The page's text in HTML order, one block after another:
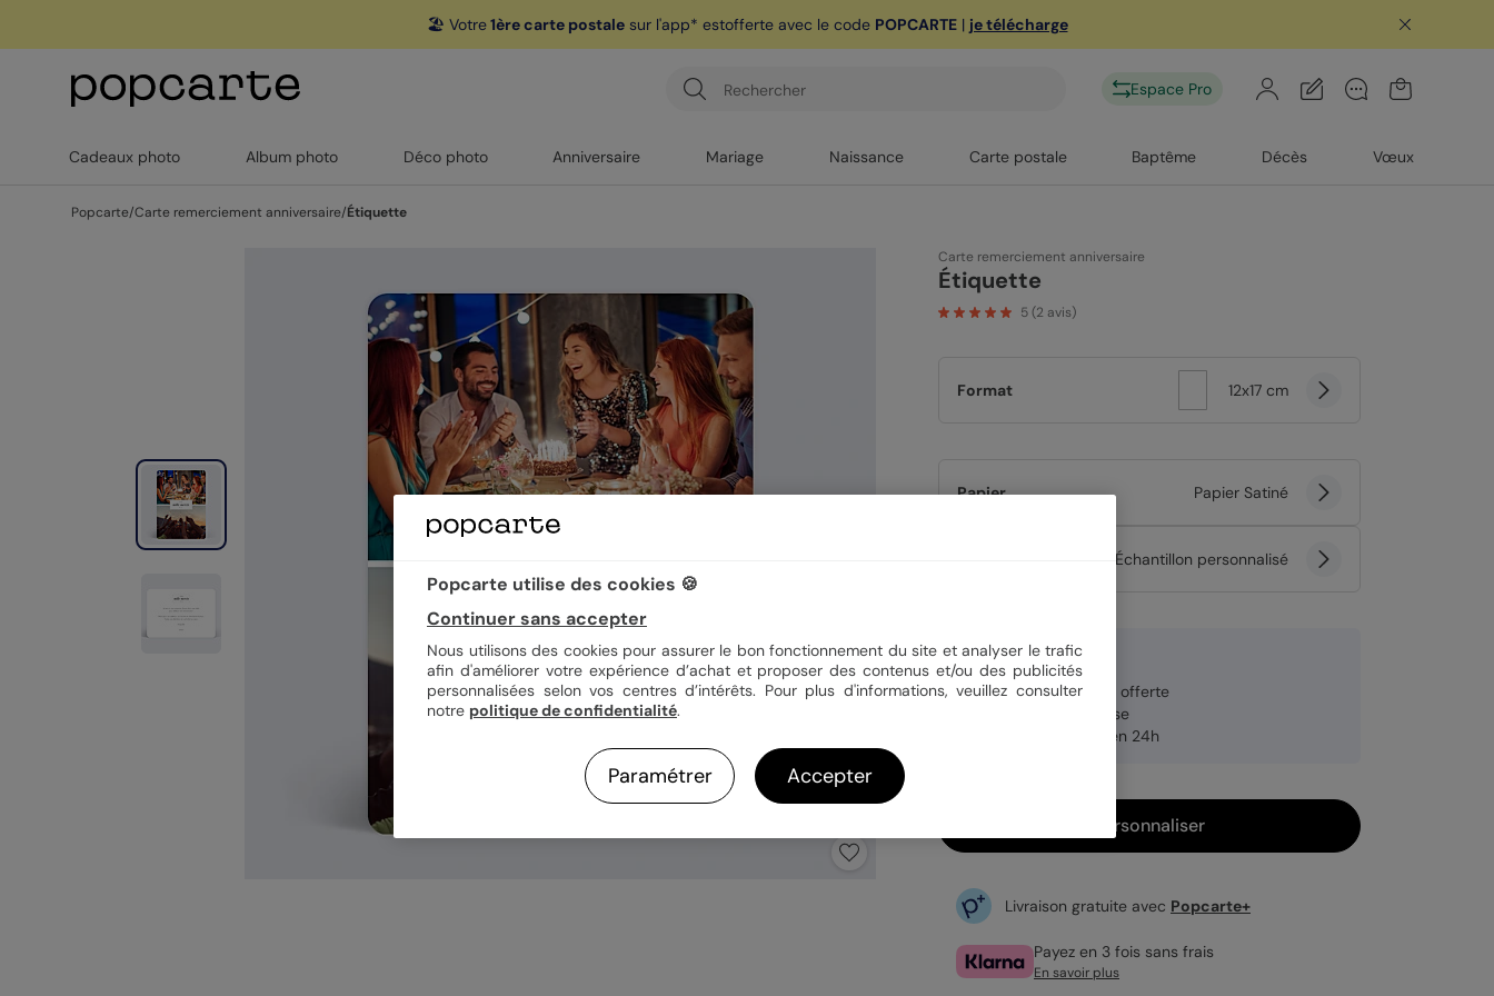
🏖️ Votre1ère carte postalesur l'app* estofferte avec le code POPCARTE| je télécharge
Espace Pro
Cadeaux photo Album photo Déco photo Anniversaire Mariage Naissance Carte postale Baptême Décès Vœux
Popcarte/Carte remerciement anniversaire/Étiquette
Carte remerciement anniversaire
Étiquette
5(2 avis)
Format 12x17 cm
Papier Papier Satiné
Échantillon personnalisé
1,23 €
Enveloppe blanche offerte
Fabrication française
Expédition rapide en 24h
Personnaliser
Livraison gratuite avec Popcarte+
Payez en 3 fois sans frais
En savoir plus
Popcarte utilise des cookies 🍪
Continuer sans accepter
Nous utilisons des cookies pour assurer le bon fonctionnement du site et analyser le trafic
afin d'améliorer votre expérience d’achat et proposer des contenus et/ou des publicités
personnalisées selon vos centres d’intérêts. Pour plus d'informations, veuillez consulter
notre politique de confidentialité.
Paramétrer Accepter